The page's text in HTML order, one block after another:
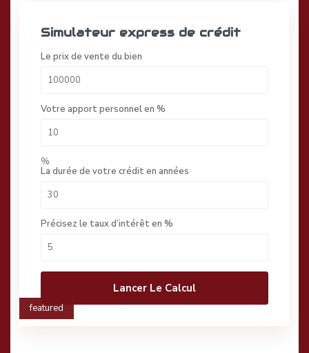
Simulateur express de crédit
Le prix de vente du bien
Votre apport personnel en %
%
La durée de votre crédit en années
Précisez le taux d’intérêt en %
Lancer Le Calcul
featured